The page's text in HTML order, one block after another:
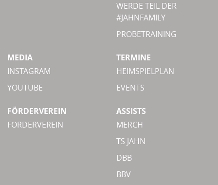
WERDE TEIL DER
#JAHNFAMILY
PROBETRAINING
MEDIA
INSTAGRAM
YOUTUBE
TERMINE
HEIMSPIELPLAN
EVENTS
FÖRDERVEREIN
FÖRDERVEREIN
ASSISTS
MERCH
TS JAHN
DBB
BBV